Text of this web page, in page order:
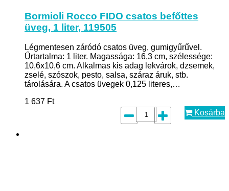
Bormioli Rocco FIDO csatos befőttes
üveg, 1 liter, 119505
Légmentesen záródó csatos üveg, gumigyűrűvel.
Űrtartalma: 1 liter. Magassága: 16,3 cm, szélessége:
10,6x10,6 cm. Alkalmas kis adag lekvárok, dzsemek,
zselé, szószok, pesto, salsa, száraz áruk, stb.
tárolására. A csatos üvegek 0,125 literes,…
1 637 Ft
Kosárba